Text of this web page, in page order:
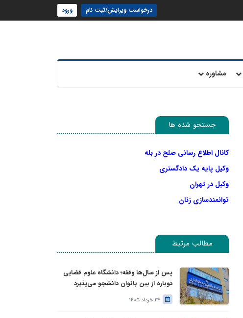
درخواست ویرایش/ثبت نام ورود
مشاوره
جستجو شده ها
کانال اطلاع رسانی صلح در بله
وکیل پایه یک دادگستری
وکیل در تهران
توانمندسازی زنان
مطالب مرتبط
پس از سال‌ها وقفه؛ دانشگاه علوم قضایی
دوباره از بین بانوان دانشجو می‌پذیرد
24 خرداد 1405